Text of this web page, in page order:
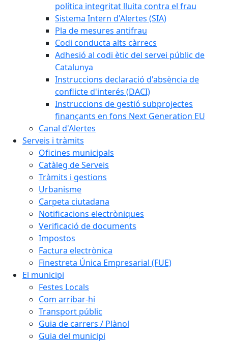
política integritat lluita contra el frau
Sistema Intern d'Alertes (SIA)
Pla de mesures antifrau
Codi conducta alts càrrecs
Adhesió al codi ètic del servei públic de
Catalunya
Instruccions declaració d'absència de
conflicte d'interés (DACI)
Instruccions de gestió subprojectes
finançants en fons Next Generation EU
Canal d'Alertes
Serveis i tràmits
Oficines municipals
Catàleg de Serveis
Tràmits i gestions
Urbanisme
Carpeta ciutadana
Notificacions electròniques
Verificació de documents
Impostos
Factura electrònica
Finestreta Única Empresarial (FUE)
El municipi
Festes Locals
Com arribar-hi
Transport públic
Guia de carrers / Plànol
Guia del municipi